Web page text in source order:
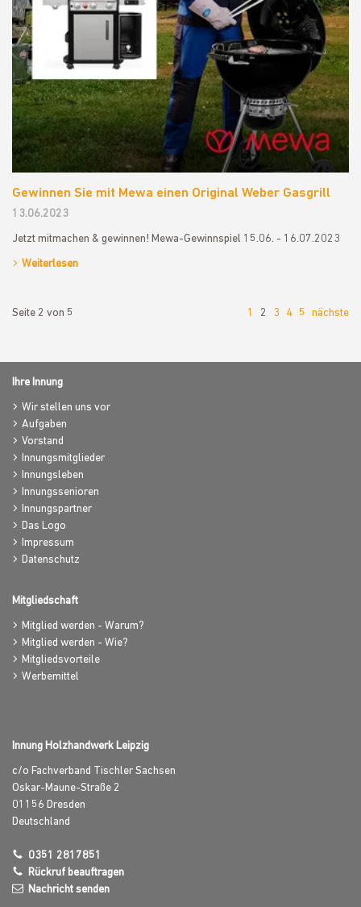
Gewinnen Sie mit Mewa einen Original Weber Gasgrill
13.06.2023
Jetzt mitmachen & gewinnen! Mewa-Gewinnspiel 15.06. - 16.07.2023
Weiterlesen
Seite 2 von 5 1 2 3 4 5 nächste
Ihre Innung
Wir stellen uns vor
Aufgaben
Vorstand
Innungsmitglieder
Innungsleben
Innungssenioren
Innungspartner
Das Logo
Impressum
Datenschutz
Mitgliedschaft
Mitglied werden - Warum?
Mitglied werden - Wie?
Mitgliedsvorteile
Werbemittel
Innung Holzhandwerk Leipzig
c/o Fachverband Tischler Sachsen
Oskar-Maune-Straße 2
01156 Dresden
Deutschland
0351 2817851
Rückruf beauftragen
Nachricht senden